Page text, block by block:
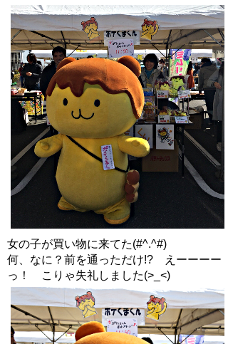
女の子が買い物に来てた(#^.^#)
何、なに？前を通っただけ!? えーーーー
っ！ こりゃ失礼しました(>_<)